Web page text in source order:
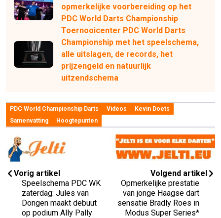
opmerkelijke voorbereiding op het
PDC World Darts Championship
Toernooicenter PDC World Darts
Championship met het speelschema,
alle uitslagen, de records, het
prijzengeld en natuurlijk
uitzendschema
PDC World Championship Darts Videos
Kevin Doets
Samenvatting
Hoogtepunten
Vorig artikel
Speelschema PDC WK
zaterdag: Jules van
Dongen maakt debuut
op podium Ally Pally
Volgend artikel
Opmerkelijke prestatie
van jonge Haagse dart
sensatie Bradly Roes in
Modus Super Series*